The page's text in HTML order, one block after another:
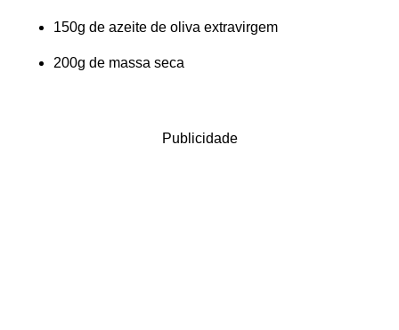
150g de azeite de oliva extravirgem
200g de massa seca
Publicidade